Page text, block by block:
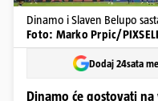
Dinamo i Slaven Belupo
Foto: Marko Prpic/
Dodaj 24sata
Dinamo će gostovati